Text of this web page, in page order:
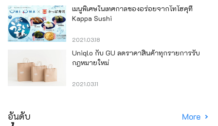
เมนูพิเศษในเทศกาลของอร่อยจากโทโฮคุที่
Kappa Sushi
2021.03.18
Uniqlo กับ GU ลดราคาสินค้าทุกรายการรับ
กฎหมายใหม่
2021.03.11
อันดับ More